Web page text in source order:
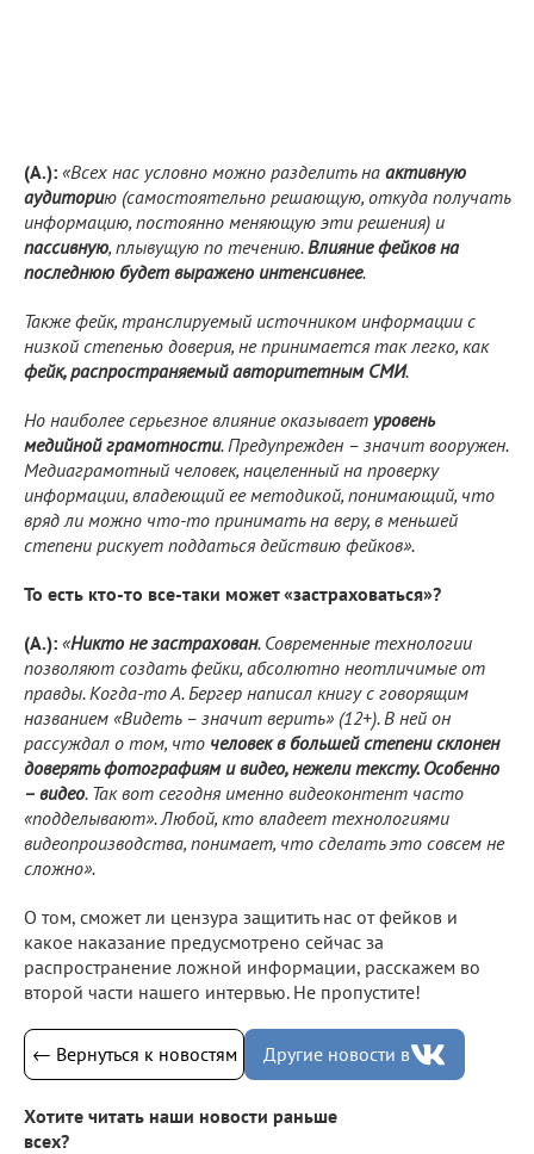
(А.): «Всех нас условно можно разделить на активную
аудиторию (самостоятельно решающую, откуда получать
информацию, постоянно меняющую эти решения) и
пассивную, плывущую по течению.Влияние фейков на
последнюю будет выражено интенсивнее.
Также фейк, транслируемый источником информации с
низкой степенью доверия, не принимается так легко, как
фейк, распространяемый авторитетным СМИ.
Но наиболее серьезное влияние оказывает уровень
медийной грамотности. Предупрежден – значит вооружен.
Медиаграмотный человек, нацеленный на проверку
информации, владеющий ее методикой, понимающий, что
вряд ли можно что-то принимать на веру, в меньшей
степени рискует поддаться действию фейков».
То есть кто-то все-таки может «застраховаться»?
(А.): «Никто не застрахован. Современные технологии
позволяют создать фейки, абсолютно неотличимые от
правды. Когда-то А. Бергер написал книгу с говорящим
названием «Видеть – значит верить» (12+). В ней он
рассуждал о том, что человек в большей степени склонен
доверять фотографиям и видео, нежели тексту. Особенно
– видео. Так вот сегодня именно видеоконтент часто
«подделывают». Любой, кто владеет технологиями
видеопроизводства, понимает, что сделать это совсем не
сложно».
О том, сможет ли цензура защитить нас от фейков и
какое наказание предусмотрено сейчас за
распространение ложной информации, расскажем во
второй части нашего интервью. Не пропустите!
← Вернуться к новостям Другие новости в
Хотите читать наши новости раньше
всех?